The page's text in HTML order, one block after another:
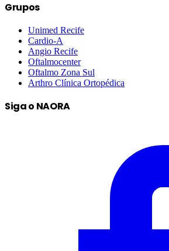
Grupos
Unimed Recife
Cardio-A
Angio Recife
Oftalmocenter
Oftalmo Zona Sul
Arthro Clínica Ortopédica
Siga o NAORA